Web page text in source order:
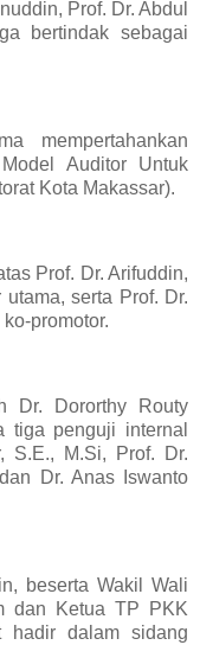
Prof. Dr. Abdul
bertindak sebagai
mempertahankan
Auditor Untuk
Kota Makassar).
Prof. Dr. Arifuddin,
serta Prof. Dr.
promotor.
Dr. Dororthy Routy
tiga penguji internal
S.E., M.Si, Prof. Dr.
Dr. Anas Iswanto
beserta Wakil Wali
dan Ketua TP PKK
hadir dalam sidang